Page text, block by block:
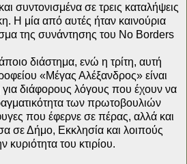
συντονισμένα σε τρεις καταλήψεις
Η μία από αυτές ήταν καινούρια
της συνάντησης του No Borders
διάστημα, ενώ η τρίτη, αυτή
«Μέγας Αλέξανδρος» είναι
διάφορους λόγους που έχουν να
των πρωτοβουλιών
που έφερνε σε πέρας, αλλά και
σε Δήμο, Εκκλησία και λοιπούς
κυριότητα του κτιρίου.